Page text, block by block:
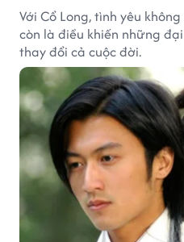
Với Cổ Long, tình yêu
còn là điều khiến những
thay đổi cả cuộc đời.